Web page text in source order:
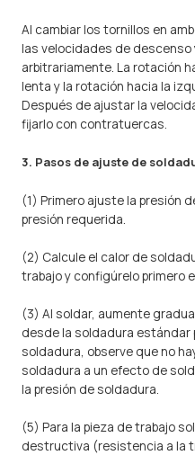
Al cambiar los tornillos en
las velocidades de
arbitrariamente. La rotación
lenta y la rotación hacia la
Después de ajustar la
fijarlo con contratuercas.
3. Pasos de ajuste de
(1) Primero ajuste la presión
presión requerida.
(2) Calcule el calor de
trabajo y configúrelo primero
(3) Al soldar, aumente
desde la soldadura
soldadura, observe que no
soldadura a un efecto de
la presión de soldadura.
(5) Para la pieza de trabajo
destructiva (resistencia a la